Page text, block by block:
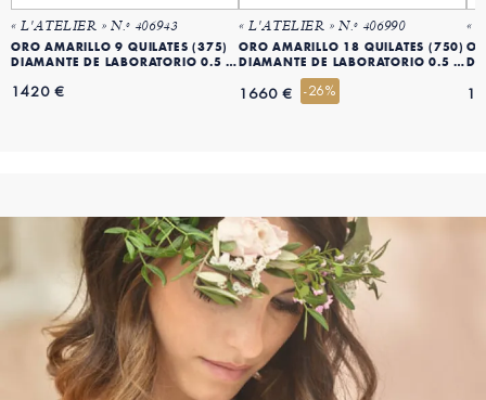
« L'ATELIER » N.º 406943
ORO AMARILLO 9 QUILATES (375)
DIAMANTE DE LABORATORIO 0.5 QT
1420 €
« L'ATELIER » N.º 406990
ORO AMARILLO 18 QUILATES (750)
DIAMANTE DE LABORATORIO 0.5 QT
1660 € -26%
«